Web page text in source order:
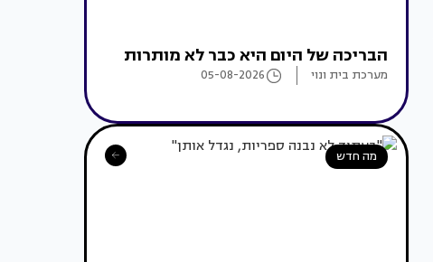
הבריכה של היום היא כבר לא מותרות
מערכת בית ונוי 05-08-2026
מה חדש